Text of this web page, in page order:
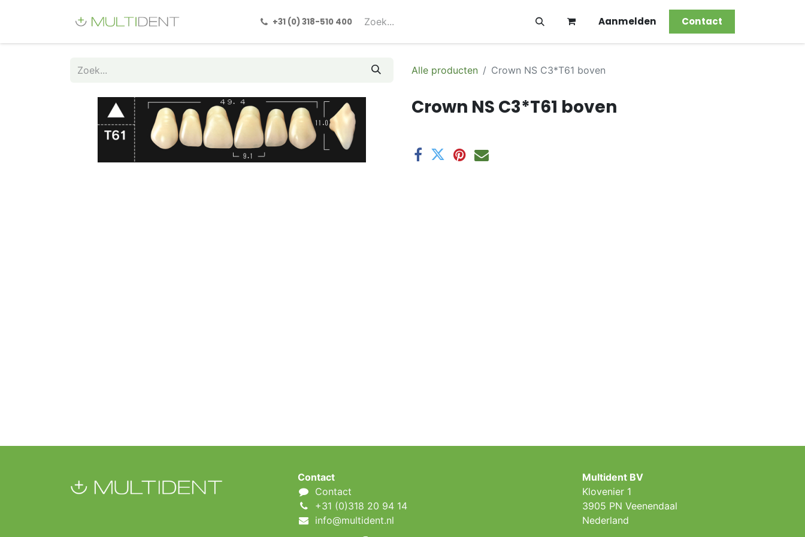
Formulieren
+31 (0) 318-510 400​​ Aanmelden Contact
Alle producten Crown NS C3*T61 boven
Crown NS C3*T61 boven
Contact
Contact
+31 (0)318 20 94 14
info@multident.nl
Multident BV
Klovenier 1
3905 PN Veenendaal
Nederland ​